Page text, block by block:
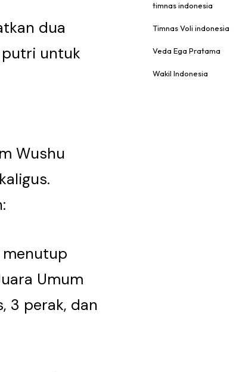
dua
untuk
Wushu
menutup
Umum
3 perak, dan
timnas indonesia
Timnas Voli indonesia
Veda Ega Pratama
Wakil Indonesia